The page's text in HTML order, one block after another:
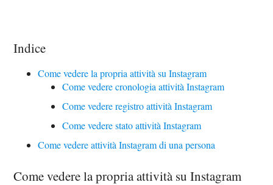
Indice
Come vedere la propria attività su Instagram
Come vedere cronologia attività Instagram
Come vedere registro attività Instagram
Come vedere stato attività Instagram
Come vedere attività Instagram di una persona
Come vedere la propria attività su Instagram